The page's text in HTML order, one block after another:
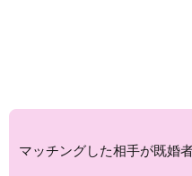
マッチングした相手が既婚